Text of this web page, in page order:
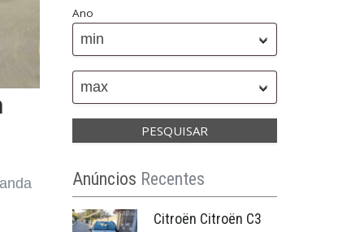
Ano
min
max
Anúncios Recentes
Citroën Citroën C3